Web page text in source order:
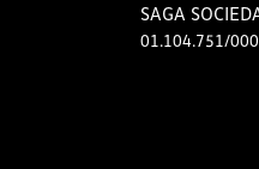
SAGA
01.104.751/